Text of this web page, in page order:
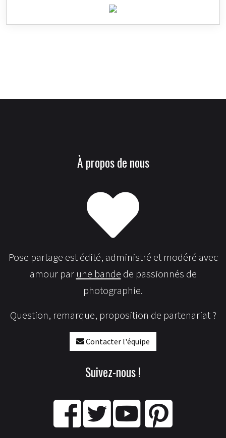
À propos de nous
Pose partage est édité, administré et modéré avec
amour par une bande de passionnés de
photographie.
Question, remarque, proposition de partenariat ?
Contacter l'équipe
Suivez-nous !